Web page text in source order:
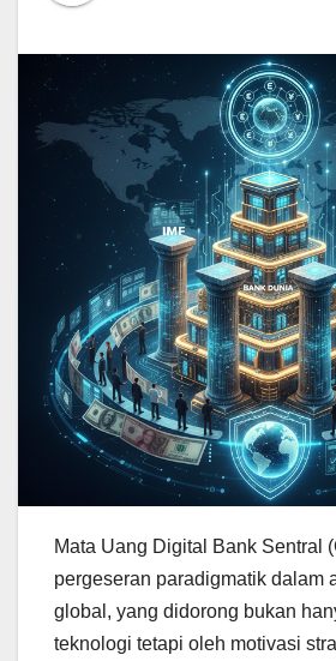
Mata Uang Digital Bank Sentral
pergeseran paradigmatik dalam
global, yang didorong bukan
teknologi tetapi oleh motivasi